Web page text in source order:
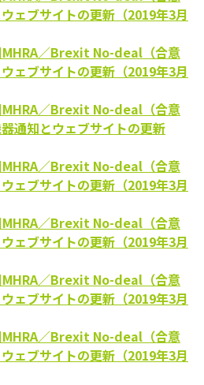
ェブサイトの更新（2019年3月
MHRA／Brexit No-deal（合意
ェブサイトの更新（2019年3月
MHRA／Brexit No-deal（合意
通知とウェブサイトの更新
MHRA／Brexit No-deal（合意
ェブサイトの更新（2019年3月
MHRA／Brexit No-deal（合意
ェブサイトの更新（2019年3月
MHRA／Brexit No-deal（合意
ェブサイトの更新（2019年3月
MHRA／Brexit No-deal（合意
ェブサイトの更新（2019年3月